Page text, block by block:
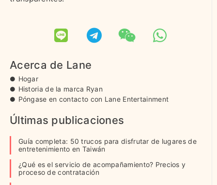
Acerca de Lane
Hogar
Historia de la marca Ryan
Póngase en contacto con Lane Entertainment
Últimas publicaciones
Guía completa: 50 trucos para disfrutar de lugares de
entretenimiento en Taiwán
¿Qué es el servicio de acompañamiento? Precios y
proceso de contratación